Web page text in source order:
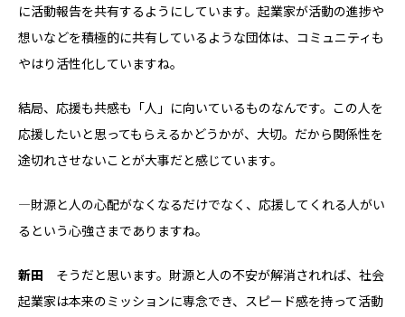
に活動報告を共有するようにしています。起業家が活動の進捗や
想いなどを積極的に共有しているような団体は、コミュニティも
やはり活性化していますね。
結局、応援も共感も「人」に向いているものなんです。この人を
応援したいと思ってもらえるかどうかが、大切。だから関係性を
途切れさせないことが大事だと感じています。
―財源と人の心配がなくなるだけでなく、応援してくれる人がい
るという心強さまでありますね。
新田 そうだと思います。財源と人の不安が解消されれば、社会
起業家は本来のミッションに専念でき、スピード感を持って活動